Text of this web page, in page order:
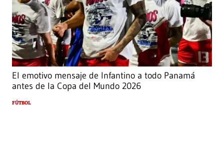
El emotivo mensaje de Infantino a todo Panamá
antes de la Copa del Mundo 2026
FÚTBOL